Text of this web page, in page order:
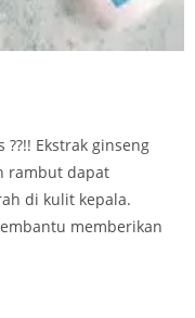
Ekstrak ginseng
rambut dapat
di kulit kepala.
memberikan